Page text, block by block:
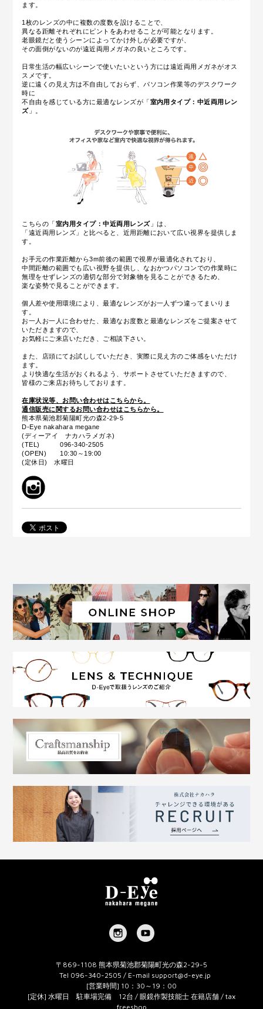
ます。
1枚のレンズの中に複数の度数を設けることで、
異なる距離それぞれにピントをあわせることが可能となります。
老眼鏡だと使うシーンによってかけ外しが必要ですが、
その面倒がないのが遠近両用メガネの良いところです。
日常生活の幅広いシーンで使いたいという方には遠近両用メガネがオス
スメです。
逆に遠くの見え方は不自由しておらず、パソコン作業等のデスクワーク
時に
不自由を感じている方に最適なレンズが 「室内用タイプ：中近両用レン
ズ」 。
こちらの「 室内用タイプ：中近両用レンズ」は、
「遠近両用レンズ」と比べると、近用距離において広い視界を提供しま
す。
お手元の作業距離から3m前後の範囲で視界が最適化されており、
中間距離の範囲でも広い視野を提供し、なおかつパソコンでの作業時に
無理をせずレンズの適切な部分で対象物を見ることができるため、
楽な姿勢で見ることができます。
個人差や使用環境により、最適なレンズがお一人ずつ違ってまいりま
す。
お一人お一人に合わせた、最適なお度数と最適なレンズをご提案させて
いただきますので、
お気軽にご来店いただき、ご相談下さい。
また、店頭にてお試ししていただき、実際に見え方のご体感をいただけ
ます。
より快適な生活がおくれるよう、サポートさせていただきますので、
皆様のご来店お待ちしております。
在庫状況等、お問い合わせはこちらから。
通信販売に関するお問い合わせはこちらから。
熊本県菊池郡菊陽町光の森2-29-5
D-Eye nakahara megane
(ディーアイ ナカハラメガネ)
(TEL) 096-340-2505
(OPEN) 10:30～19:00
(定休日) 水曜日
〒869-1108 熊本県菊池郡菊陽町光の森2-29-5
Tel 096-340-2505 / E-mail support@d-eye.jp
[営業時間] 10：30～19：00
[定休] 水曜日 駐車場完備 12台 / 眼鏡作製技能士 在籍店舗 / tax
freeshop